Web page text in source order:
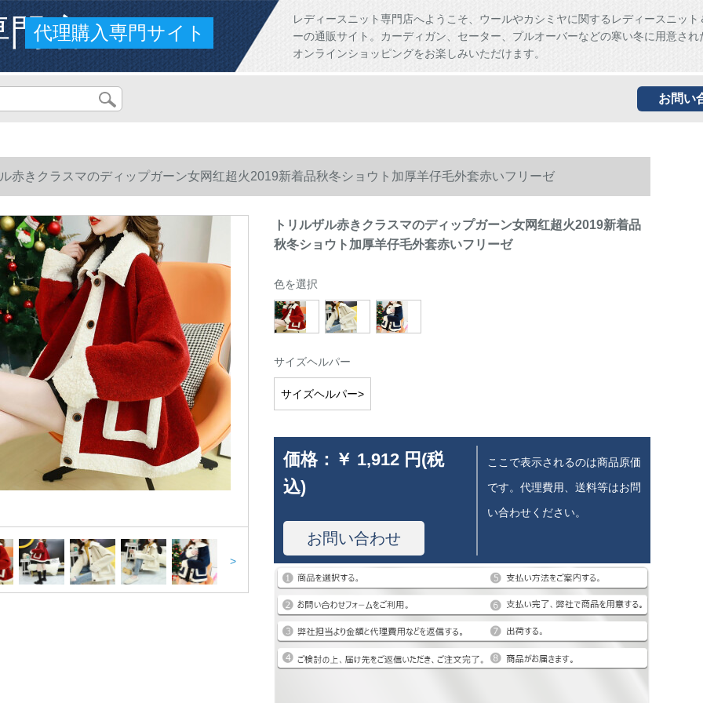
店
代理購入専門サイト
レディースニット専門店へようこそ、ウールやカシミヤに関するレディースニット
ーの通販サイト。カーディガン、セーター、プルオーバーなどの寒い冬に用意され
オンラインショッピングをお楽しみいただけます。
お問い
赤きクラスマのディップガーン女网红超火2019新着品秋冬ショウト加厚羊仔毛外套赤いフリーゼ
>
トリルザル赤きクラスマのディップガーン女网红超火2019新着品
秋冬ショウト加厚羊仔毛外套赤いフリーゼ
色を選択
サイズヘルパー
サイズヘルパー>
価格： ￥ 1,912 円(税
込)
お問い合わせ
ここで表示されるのは商品原価
です。代理費用、送料等はお問
い合わせください。